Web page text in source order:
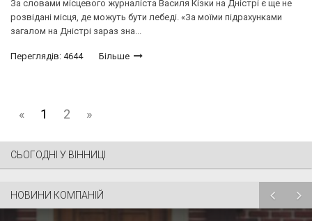
За словами місцевого журналіста Василя Кізки на Дністрі є ще не
розвідані місця, де можуть бути лебеді. «За моїми підрахунками
загалом на Дністрі зараз зна...
Переглядів: 4644 Більше
« 1 2 »
СЬОГОДНІ У ВІННИЦІ
НОВИНИ КОМПАНІЙ